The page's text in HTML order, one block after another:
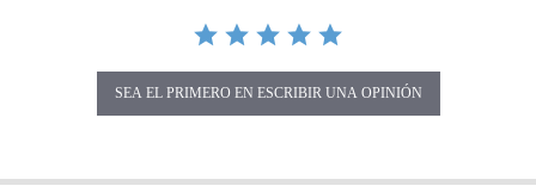
SEA EL PRIMERO EN ESCRIBIR UNA OPINIÓN